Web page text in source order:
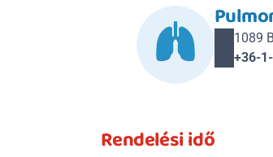
1089
+36-
Rendelési idő